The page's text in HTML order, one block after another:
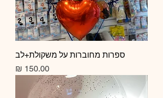
ספרות מחוברות על משקולת+לב
מחיר